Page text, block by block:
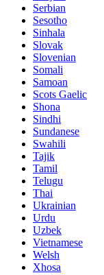
Serbian
Sesotho
Sinhala
Slovak
Slovenian
Somali
Samoan
Scots Gaelic
Shona
Sindhi
Sundanese
Swahili
Tajik
Tamil
Telugu
Thai
Ukrainian
Urdu
Uzbek
Vietnamese
Welsh
Xhosa